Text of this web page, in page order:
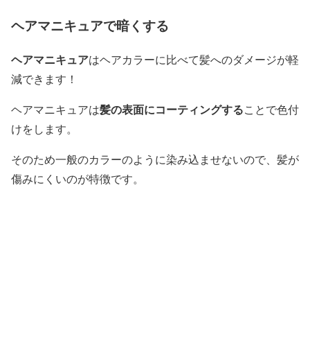
ヘアマニキュアで暗くする
ヘアマニキュアはヘアカラーに比べて髪へのダメージが軽
減できます！
ヘアマニキュアは髪の表面にコーティングすることで色付
けをします。
そのため一般のカラーのように染み込ませないので、髪が
傷みにくいのが特徴です。